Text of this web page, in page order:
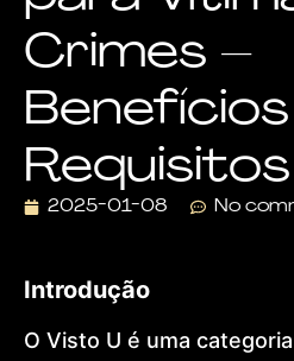
Crimes –
Requisitos
2025-01-08 No
Introdução
O Visto U é uma